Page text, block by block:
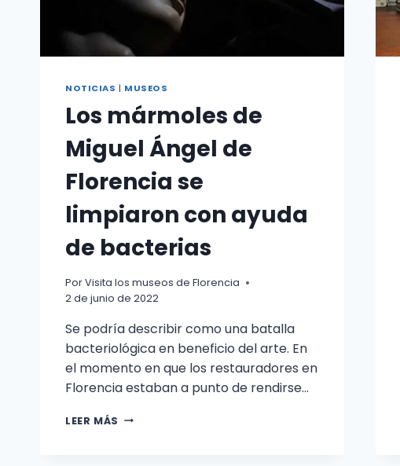
NOTICIAS | MUSEOS
Los mármoles de
Miguel Ángel de
Florencia se
limpiaron con ayuda
de bacterias
PorVisita los museos de Florencia
2 de junio de 2022
Se podría describir como una batalla
bacteriológica en beneficio del arte. En
el momento en que los restauradores en
Florencia estaban a punto de rendirse...
LEER MÁS LOS